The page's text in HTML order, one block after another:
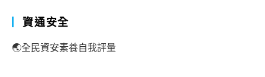
資通安全
🌏全民資安素養自我評量